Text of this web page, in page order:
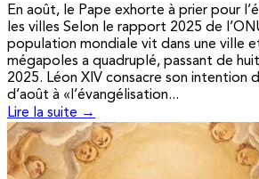
En août, le Pape exhorte à prier pour
les villes Selon le rapport 2025 de
population mondiale vit dans une ville
mégapoles a quadruplé, passant de
2025. Léon XIV consacre son intention
d’août à «l’évangélisation...
Lire la suite →